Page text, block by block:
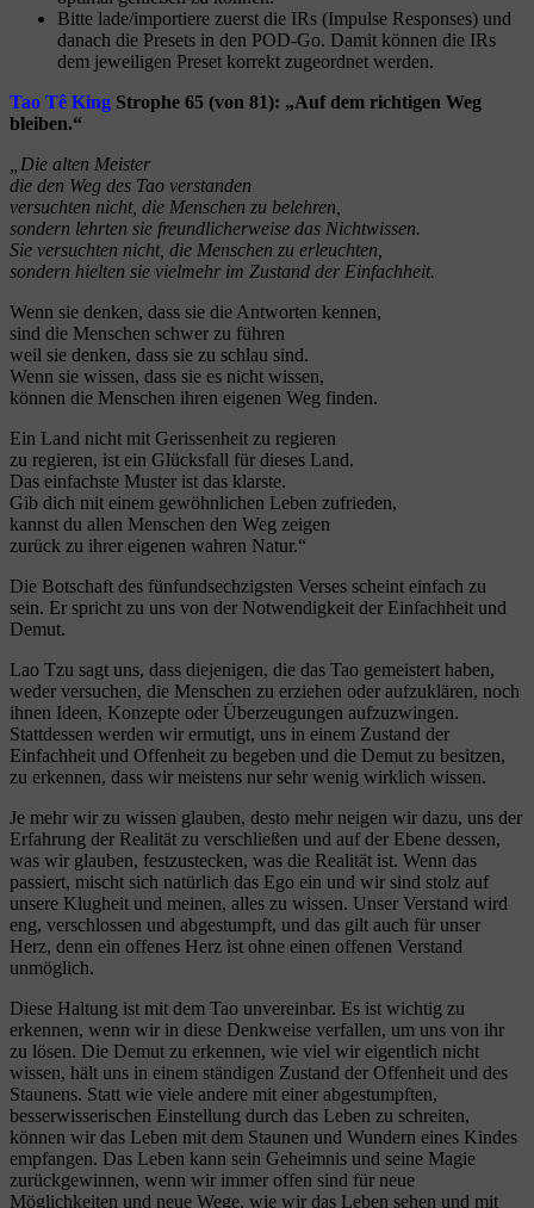
Bitte lade/importiere zuerst die IRs (Impulse Responses) und
danach die Presets in den POD-Go. Damit können die IRs
dem jeweiligen Preset korrekt zugeordnet werden.
Tao Tê King Strophe 65 (von 81): „Auf dem richtigen Weg
bleiben.“
„Die alten Meister
die den Weg des Tao verstanden
versuchten nicht, die Menschen zu belehren,
sondern lehrten sie freundlicherweise das Nichtwissen.
Sie versuchten nicht, die Menschen zu erleuchten,
sondern hielten sie vielmehr im Zustand der Einfachheit.
Wenn sie denken, dass sie die Antworten kennen,
sind die Menschen schwer zu führen
weil sie denken, dass sie zu schlau sind.
Wenn sie wissen, dass sie es nicht wissen,
können die Menschen ihren eigenen Weg finden.
Ein Land nicht mit Gerissenheit zu regieren
zu regieren, ist ein Glücksfall für dieses Land.
Das einfachste Muster ist das klarste.
Gib dich mit einem gewöhnlichen Leben zufrieden,
kannst du allen Menschen den Weg zeigen
zurück zu ihrer eigenen wahren Natur.“
Die Botschaft des fünfundsechzigsten Verses scheint einfach zu
sein. Er spricht zu uns von der Notwendigkeit der Einfachheit und
Demut.
Lao Tzu sagt uns, dass diejenigen, die das Tao gemeistert haben,
weder versuchen, die Menschen zu erziehen oder aufzuklären, noch
ihnen Ideen, Konzepte oder Überzeugungen aufzuzwingen.
Stattdessen werden wir ermutigt, uns in einem Zustand der
Einfachheit und Offenheit zu begeben und die Demut zu besitzen,
zu erkennen, dass wir meistens nur sehr wenig wirklich wissen.
Je mehr wir zu wissen glauben, desto mehr neigen wir dazu, uns der
Erfahrung der Realität zu verschließen und auf der Ebene dessen,
was wir glauben, festzustecken, was die Realität ist. Wenn das
passiert, mischt sich natürlich das Ego ein und wir sind stolz auf
unsere Klugheit und meinen, alles zu wissen. Unser Verstand wird
eng, verschlossen und abgestumpft, und das gilt auch für unser
Herz, denn ein offenes Herz ist ohne einen offenen Verstand
unmöglich.
Diese Haltung ist mit dem Tao unvereinbar. Es ist wichtig zu
erkennen, wenn wir in diese Denkweise verfallen, um uns von ihr
zu lösen. Die Demut zu erkennen, wie viel wir eigentlich nicht
wissen, hält uns in einem ständigen Zustand der Offenheit und des
Staunens. Statt wie viele andere mit einer abgestumpften,
besserwisserischen Einstellung durch das Leben zu schreiten,
können wir das Leben mit dem Staunen und Wundern eines Kindes
empfangen. Das Leben kann sein Geheimnis und seine Magie
zurückgewinnen, wenn wir immer offen sind für neue
Möglichkeiten und neue Wege, wie wir das Leben sehen und mit